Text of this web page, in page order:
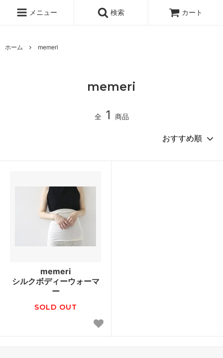
メニュー 検索 カート
ホーム memeri
memeri
全 1 商品
memeri
シルクボディーウォーマ
ー
SOLD OUT